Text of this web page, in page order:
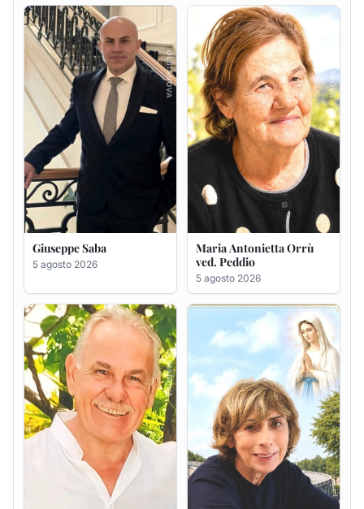
Giuseppe Saba
5 agosto 2026
Maria Antonietta Orrù
ved. Peddio
5 agosto 2026